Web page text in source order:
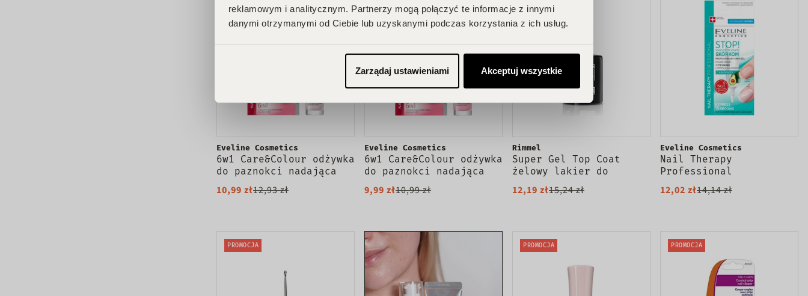
reklamowym i analitycznym. Partnerzy mogą połączyć te informacje z innymi
danymi otrzymanymi od Ciebie lub uzyskanymi podczas korzystania z ich usług.
Zarządaj ustawieniami Akceptuj wszystkie
Eveline Cosmetics
6w1 Care&Colour odżywka
do paznokci nadająca
kolor French 5ml
10,99 zł12,93 zł
Eveline Cosmetics
6w1 Care&Colour odżywka
do paznokci nadająca
kolor Rose 5ml
9,99 zł10,99 zł
Rimmel
Super Gel Top Coat
żelowy lakier do
paznokci Top Coat 12ml
12,19 zł15,24 zł
Eveline Cosmetics
Nail Therapy
Professional
profesjonalny krem -
żel do skórek 12ml
12,02 zł14,14 zł
PROMOCJA PROMOCJA PROMOCJA